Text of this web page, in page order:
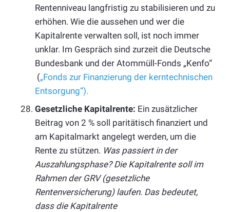
Rentenniveau langfristig zu stabilisieren und zu
erhöhen. Wie die aussehen und wer die
Kapitalrente verwalten soll, ist noch immer
unklar. Im Gespräch sind zurzeit die Deutsche
Bundesbank und der Atommüll-Fonds „Kenfo“
(„Fonds zur Finanzierung der kerntechnischen
Entsorgung“).
Gesetzliche Kapitalrente: Ein zusätzlicher
Beitrag von 2 % soll paritätisch finanziert und
am Kapitalmarkt angelegt werden, um die
Rente zu stützen. Was passiert in der
Auszahlungsphase? Die Kapitalrente soll im
Rahmen der GRV (gesetzliche
Rentenversicherung) laufen. Das bedeutet,
dass die Kapitalrente